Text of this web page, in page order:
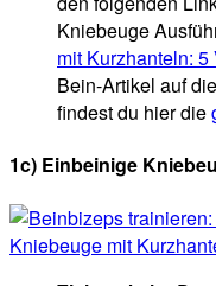
Kniebeuge
mit Kurzhanteln: 5
Bein-Artikel auf
findest du hier die
1c) Einbeinige